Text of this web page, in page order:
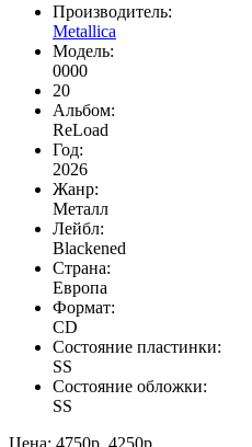
Производитель:
Metallica
Модель:
0000
20
Альбом:
ReLoad
Год:
2026
Жанр:
Meталл
Лейбл:
Blackened
Страна:
Европа
Формат:
CD
Состояние пластинки:
SS
Состояние обложки:
SS
Цена: 4750р. 4250р.